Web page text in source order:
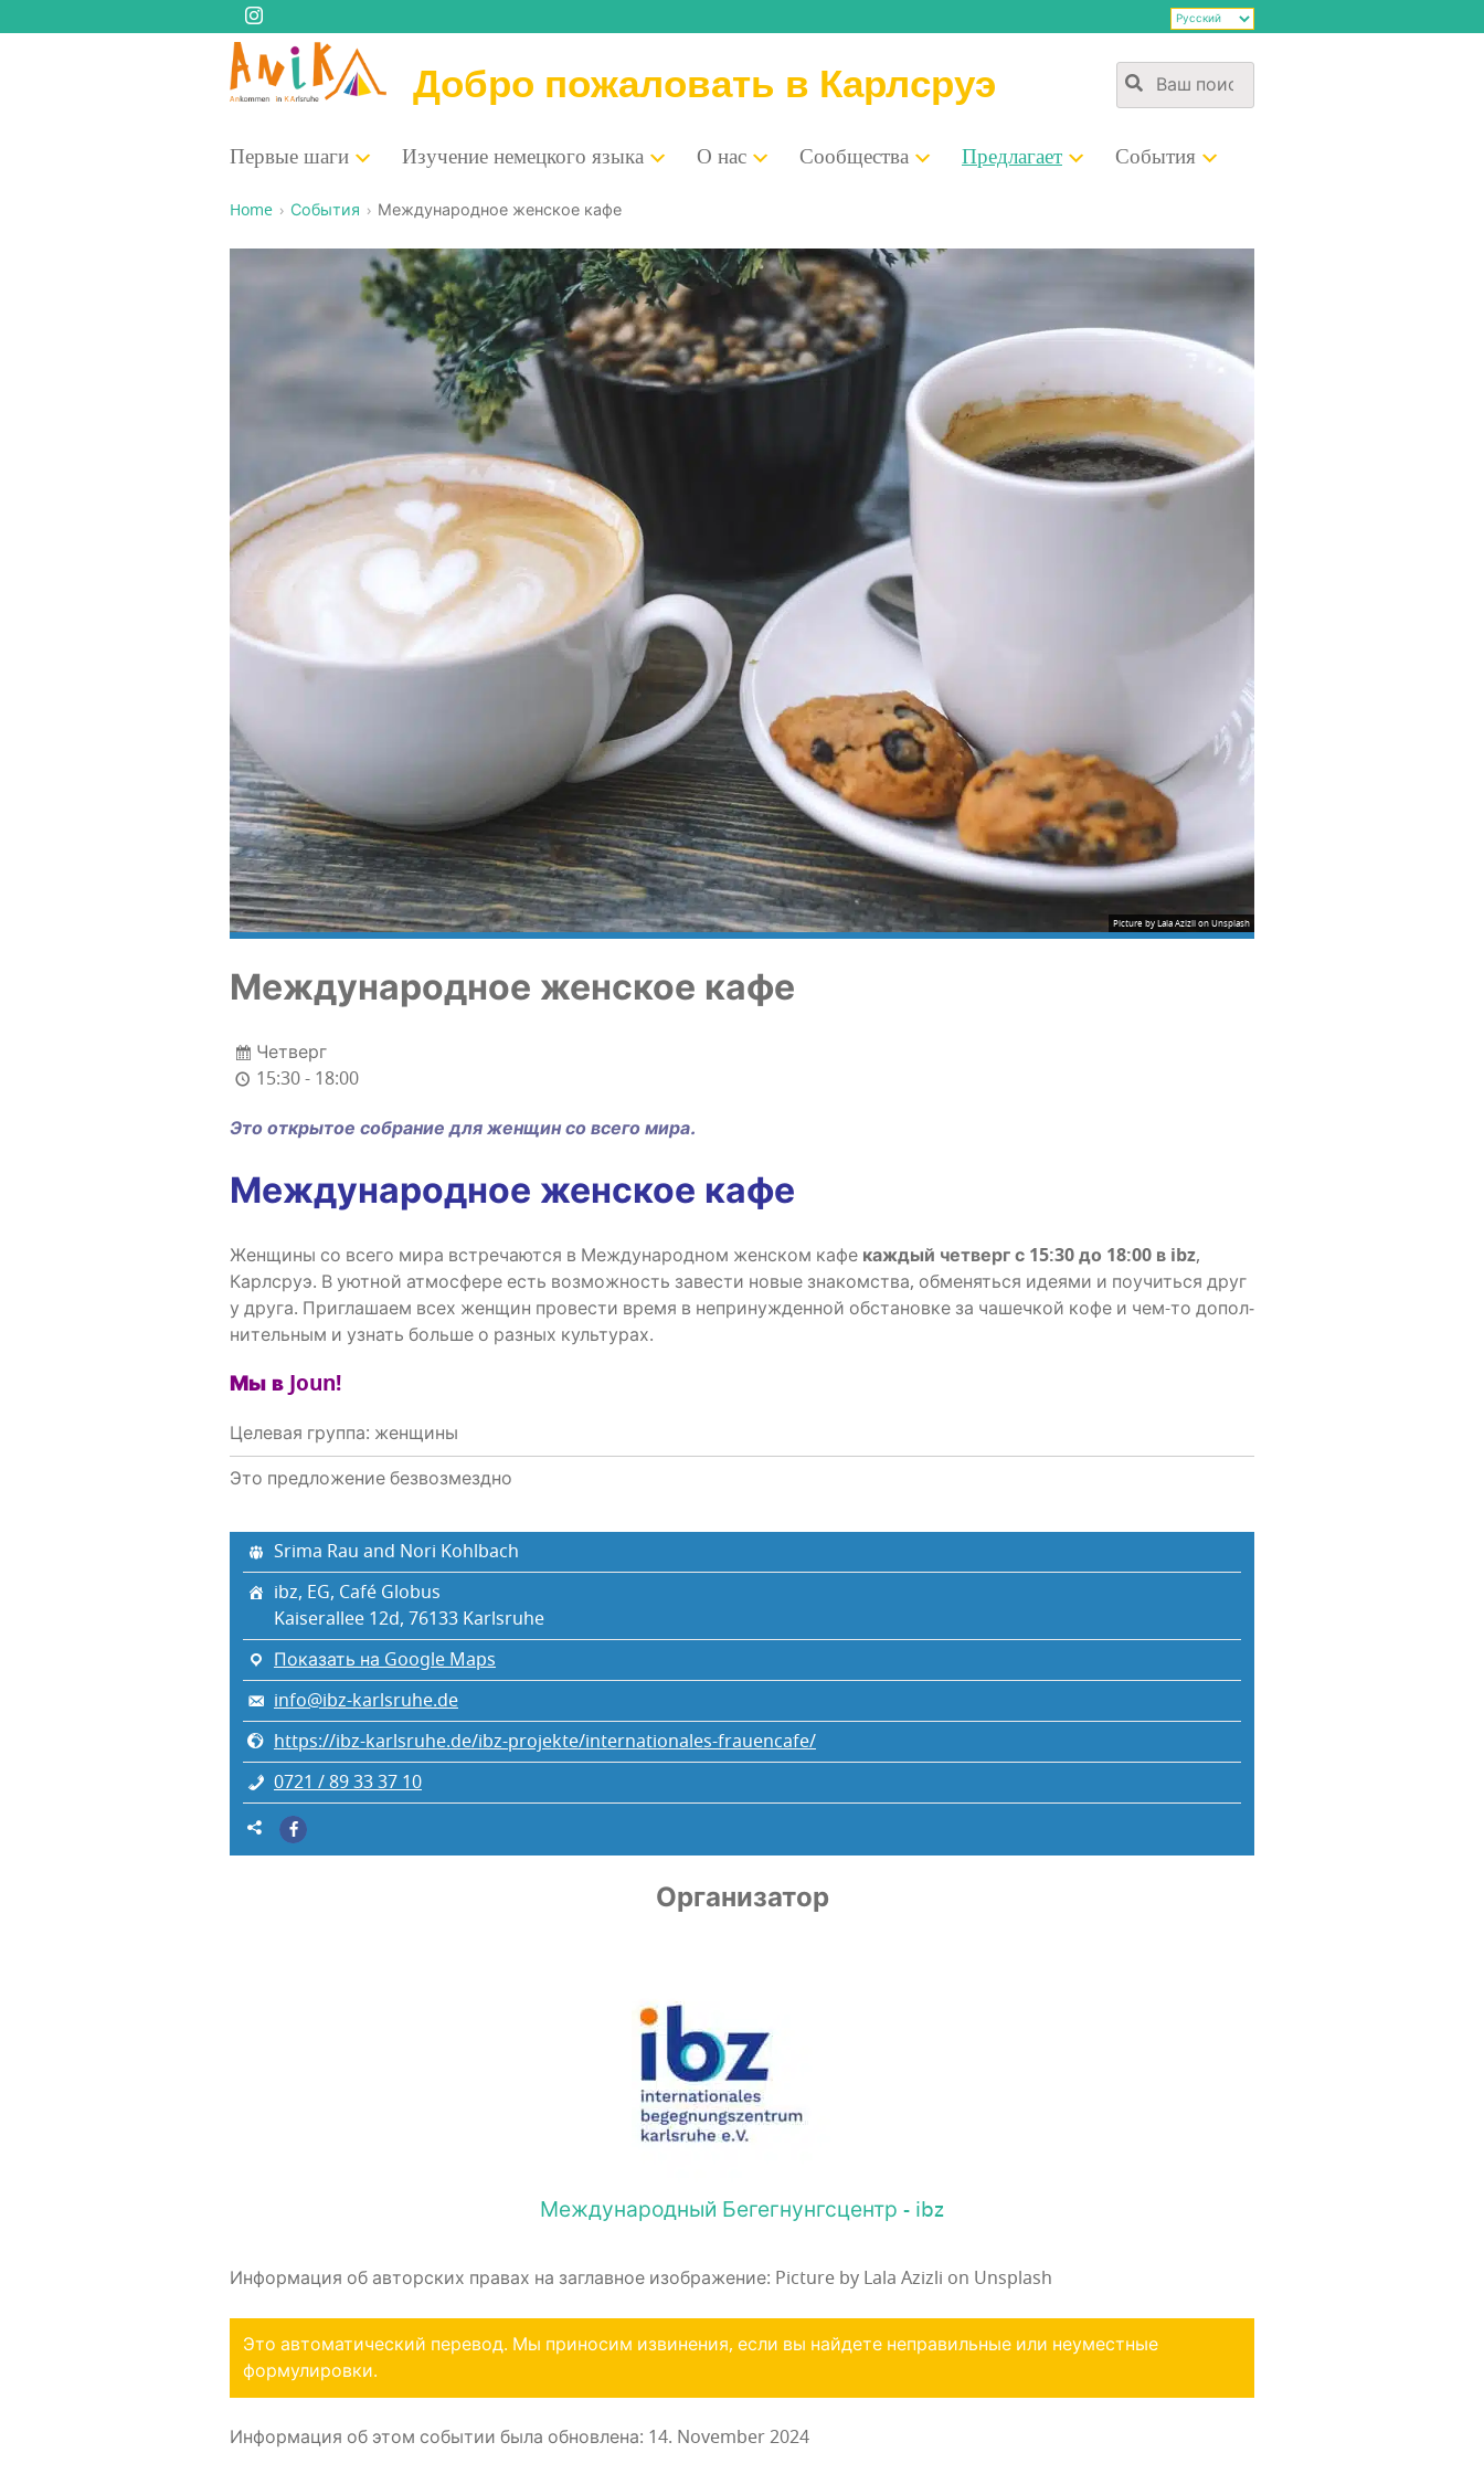
Добро пожаловать в Карлсруэ
Пер­вые шаги Изу­че­ние немец­ко­го языка О нас Сооб­ще­ства Пред­ла­га­ет Собы­тия
Home События Меж­ду­на­род­ное жен­ское кафе
Picture by Lala Azizli on Unsplash
Меж­ду­на­род­ное жен­ское кафе
Четверг
15:30 - 18:00
Это откры­тое собра­ние для жен­щин со все­го мира.
Меж­ду­на­род­ное жен­ское кафе
Жен­щи­ны со все­го мира встре­ча­ют­ся в Меж­ду­на­род­ном жен­ском кафе каж­дый чет­верг с 15:30 до 18:00 в ibz,
Карлсруэ. В уют­ной атмо­сфе­ре есть воз­мож­ность заве­сти новые зна­ком­ства, обме­нять­ся иде­я­ми и поучить­ся друг
у дру­га. При­гла­ша­ем всех жен­щин про­ве­сти вре­мя в непри­нуж­ден­ной обста­нов­ке за чашеч­кой кофе и чем-то допол­
ни­тель­ным и узнать боль­ше о раз­ных культурах.
Мы в Joun!
Целевая группа: женщины
Это предложение безвозмездно
Srima Rau and Nori Kohlbach
ibz, EG, Café Globus
Kaiserallee 12d, 76133 Karlsruhe
Показать на Google Maps
info@ibz-karlsruhe.de
https://ibz-karlsruhe.de/ibz-projekte/internationales-frauencafe/
0721 / 89 33 37 10
Организатор
Международный Бегегнунгсцентр - ibz
Информация об авторских правах на заглавное изображение: Picture by Lala Azizli on Unsplash
Это автоматический перевод. Мы приносим извинения, если вы найдете неправильные или неуместные
формулировки.
Информация об этом событии была обновлена: 14. November 2024